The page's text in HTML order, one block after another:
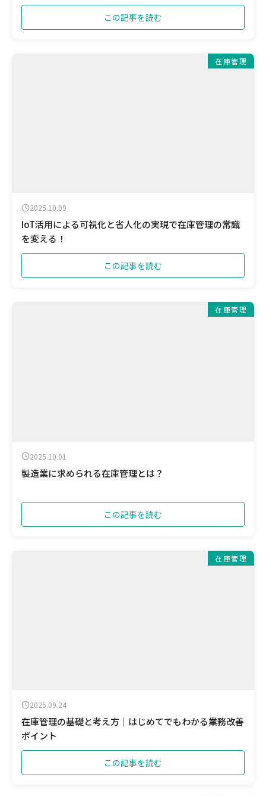
この記事を読む
在庫管理
2025.10.09
IoT活用による可視化と省人化の実現で在庫管理の常識
を変える！
この記事を読む
在庫管理
2025.10.01
製造業に求められる在庫管理とは？
この記事を読む
在庫管理
2025.09.24
在庫管理の基礎と考え方｜はじめてでもわかる業務改善
ポイント
この記事を読む